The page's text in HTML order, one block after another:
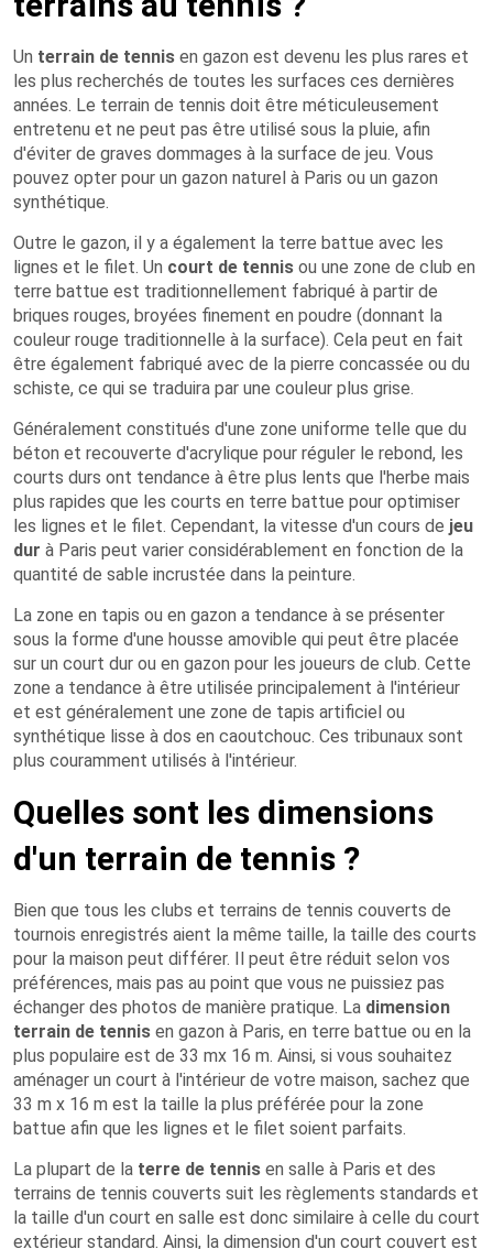
Un terrain de tennis en gazon est devenu les plus rares et
les plus recherchés de toutes les surfaces ces dernières
années. Le terrain de tennis doit être méticuleusement
entretenu et ne peut pas être utilisé sous la pluie, afin
d'éviter de graves dommages à la surface de jeu. Vous
pouvez opter pour un gazon naturel à Paris ou un gazon
synthétique.
Outre le gazon, il y a également la terre battue avec les
lignes et le filet. Un court de tennis ou une zone de club en
terre battue est traditionnellement fabriqué à partir de
briques rouges, broyées finement en poudre (donnant la
couleur rouge traditionnelle à la surface). Cela peut en fait
être également fabriqué avec de la pierre concassée ou du
schiste, ce qui se traduira par une couleur plus grise.
Généralement constitués d'une zone uniforme telle que du
béton et recouverte d'acrylique pour réguler le rebond, les
courts durs ont tendance à être plus lents que l'herbe mais
plus rapides que les courts en terre battue pour optimiser
les lignes et le filet. Cependant, la vitesse d'un cours de jeu
dur à Paris peut varier considérablement en fonction de la
quantité de sable incrustée dans la peinture.
La zone en tapis ou en gazon a tendance à se présenter
sous la forme d'une housse amovible qui peut être placée
sur un court dur ou en gazon pour les joueurs de club. Cette
zone a tendance à être utilisée principalement à l'intérieur
et est généralement une zone de tapis artificiel ou
synthétique lisse à dos en caoutchouc. Ces tribunaux sont
plus couramment utilisés à l'intérieur.
Quelles sont les dimensions
d'un terrain de tennis ?
Bien que tous les clubs et terrains de tennis couverts de
tournois enregistrés aient la même taille, la taille des courts
pour la maison peut différer. Il peut être réduit selon vos
préférences, mais pas au point que vous ne puissiez pas
échanger des photos de manière pratique. La dimension
terrain de tennis en gazon à Paris, en terre battue ou en la
plus populaire est de 33 mx 16 m. Ainsi, si vous souhaitez
aménager un court à l'intérieur de votre maison, sachez que
33 m x 16 m est la taille la plus préférée pour la zone
battue afin que les lignes et le filet soient parfaits.
La plupart de la terre de tennis en salle à Paris et des
terrains de tennis couverts suit les règlements standards et
la taille d'un court en salle est donc similaire à celle du court
extérieur standard. Ainsi, la dimension d'un court couvert est